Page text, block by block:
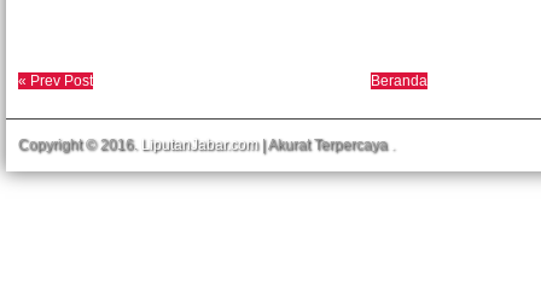
« Prev Post Beranda
Copyright © 2016. LiputanJabar.com| Akurat Terpercaya